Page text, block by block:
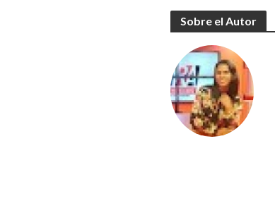
Sobre el Autor